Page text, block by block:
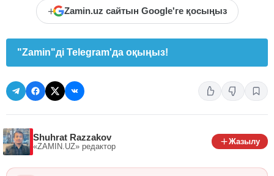
+ Zamin.uz сайтын Google'ге қосыңыз
"Zamin"ді Telegram'да оқыңыз!
Shuhrat Razzakov
«ZAMIN.UZ» редактор
Жазылу